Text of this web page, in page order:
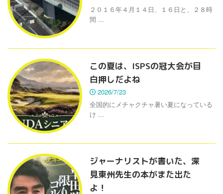
２０１６年４月１４日、１６日と、２８時
間 ...
この夏は、ISPSの冠大会が目
白押しだよね
2026/7/23
全国的にメチャクチャ暑い夏になっている
け ...
ジャーナリストが書いた、深
見東州先生の本がまた出た
よ！